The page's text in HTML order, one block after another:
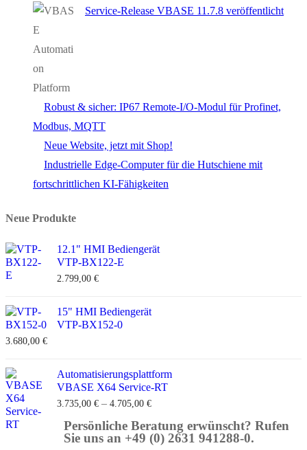
Service-Release VBASE 11.7.8 veröffentlicht
Robust & sicher: IP67 Remote-I/O-Modul für Profinet,
Modbus, MQTT
Neue Website, jetzt mit Shop!
Industrielle Edge-Computer für die Hutschiene mit
fortschrittlichen KI-Fähigkeiten
Neue Produkte
12.1" HMI Bediengerät
VTP-BX122-E
2.799,00 €
15" HMI Bediengerät
VTP-BX152-0
3.680,00 €
Automatisierungsplattform
VBASE X64 Service-RT
3.735,00 € – 4.705,00 €
Persönliche Beratung erwünscht? Rufen
Sie uns an +49 (0) 2631 941288-0.